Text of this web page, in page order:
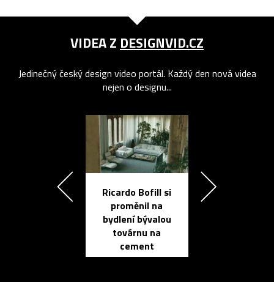
VIDEA Z DESIGNVID.CZ
Jedinečný český design video portál. Každý den nová videa
nejen o designu...
Ricardo Bofill si
proměnil na
bydlení bývalou
továrnu na
cement